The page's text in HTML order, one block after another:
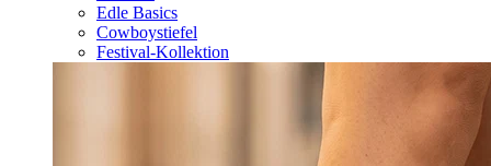
Edle Basics
Cowboystiefel
Festival-Kollektion